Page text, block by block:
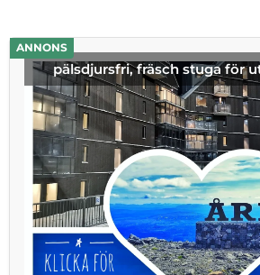
ANNONS
pälsdjursfri, fräsch stuga för